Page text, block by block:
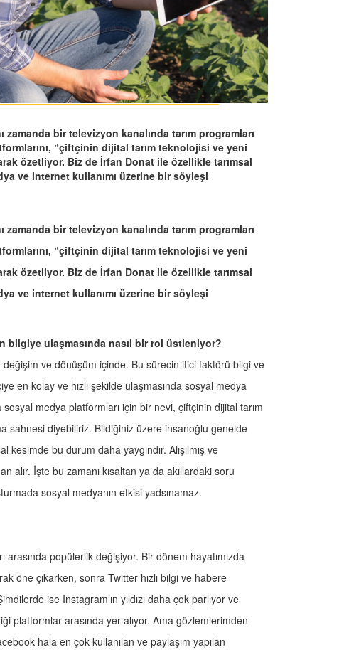
bir televizyon kanalında tarım programları
“çiftçinin dijital tarım teknolojisi ve yeni
özetliyor. Biz de İrfan Donat ile özellikle tarımsal
ve internet kullanımı üzerine bir söyleşi
bir televizyon kanalında tarım programları
“çiftçinin dijital tarım teknolojisi ve yeni
özetliyor. Biz de İrfan Donat ile özellikle tarımsal
ve internet kullanımı üzerine bir söyleşi
bilgiye ulaşmasında nasıl bir rol üstleniyor?
ve dönüşüm içinde. Bu sürecin itici faktörü bilgi ve
en kolay ve hızlı şekilde ulaşmasında sosyal medya
medya platformları için bir nevi, çiftçinin dijital tarım
sahnesi diyebiliriz. Bildiğiniz üzere insanoğlu genelde
bu durum daha yaygındır. Alışılmış ve
alır. İşte bu zamanı kısaltan ya da akıllardaki soru
sosyal medyanın etkisi yadsınamaz.
popülerlik değişiyor. Bir dönem hayatımızda
öne çıkarken, sonra Twitter hızlı bilgi ve habere
ise Instagram’ın yıldızı daha çok parlıyor ve
platformlar arasında yer alıyor. Ama gözlemlerimden
hala en çok kullanılan ve paylaşım yapılan